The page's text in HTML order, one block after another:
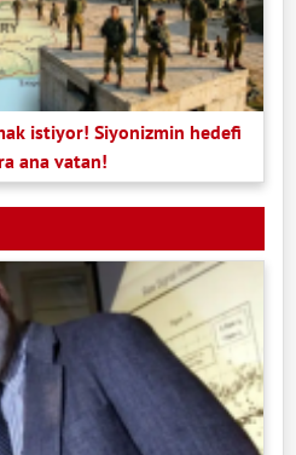
istiyor! Siyonizmin hedefi
ana vatan!